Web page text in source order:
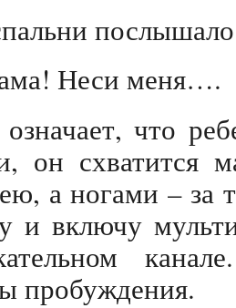
Неси меня….
что
он схватится
а ногами – за
и включу
пробуждения.